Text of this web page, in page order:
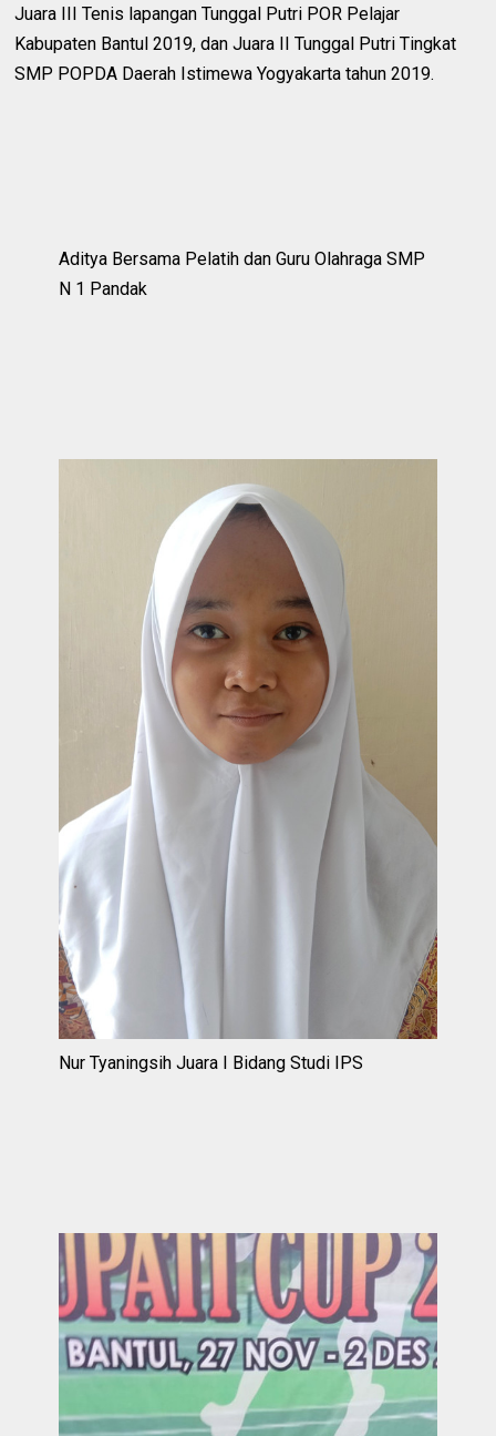
Juara III Tenis lapangan Tunggal Putri POR Pelajar
Kabupaten Bantul 2019, dan Juara II Tunggal Putri Tingkat
SMP POPDA Daerah Istimewa Yogyakarta tahun 2019.
Aditya Bersama Pelatih dan Guru Olahraga SMP
N 1 Pandak
Nur Tyaningsih Juara I Bidang Studi IPS